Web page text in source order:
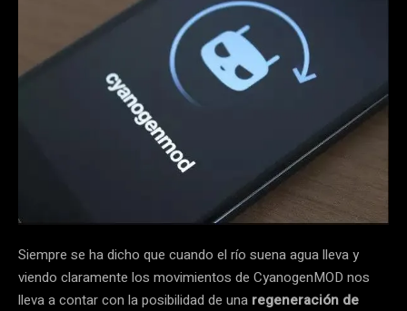
Siempre se ha dicho que cuando el río suena agua lleva y
viendo claramente los movimientos de CyanogenMOD nos
lleva a contar con la posibilidad de una regeneración de